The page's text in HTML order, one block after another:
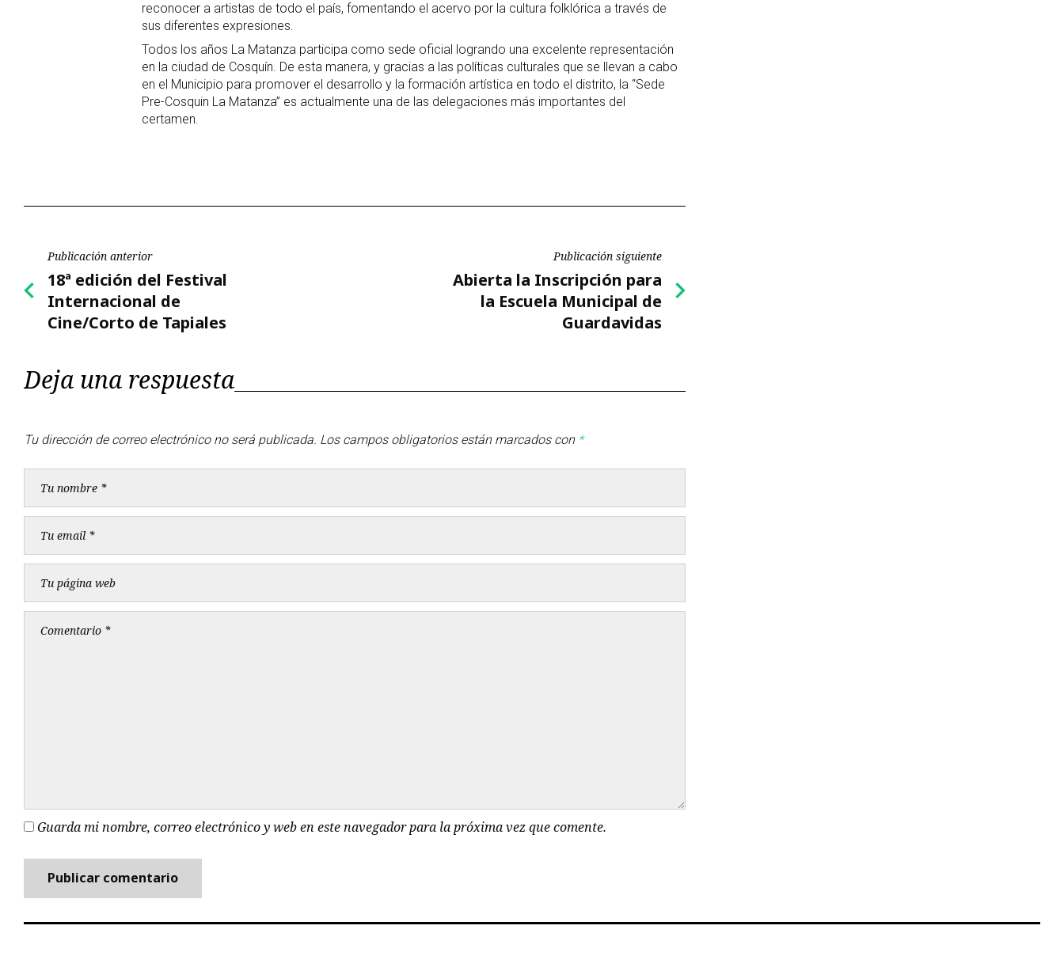
reconocer a artistas de todo el país, fomentando el acervo por la cultura folklórica a través de
sus diferentes expresiones.
Todos los años La Matanza participa como sede oficial logrando una excelente representación
en la ciudad de Cosquín. De esta manera, y gracias a las políticas culturales que se llevan a cabo
en el Municipio para promover el desarrollo y la formación artística en todo el distrito, la “Sede
Pre-Cosquin La Matanza” es actualmente una de las delegaciones más importantes del
certamen.
Navegación
de
entradas
Publicación anterior
Publicación
anterior
18ª edición del Festival
Internacional de
Cine/Corto de Tapiales
Publicación siguiente
Publicación
siguiente
Abierta la Inscripción para
la Escuela Municipal de
Guardavidas
Deja una respuesta
Tu dirección de correo electrónico no será publicada. Los campos obligatorios están marcados con *
Guarda mi nombre, correo electrónico y web en este navegador para la próxima vez que comente.